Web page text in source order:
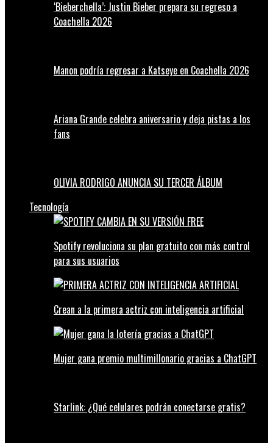
‘Bieberchella’: Justin Bieber prepara su regreso a
Coachella 2026
Manon podría regresar a Katseye en Coachella 2026
Ariana Grande celebra aniversario y deja pistas a los
fans
OLIVIA RODRIGO ANUNCIA SU TERCER ÁLBUM
Tecnología
Spotify revoluciona su plan gratuito con más control
para sus usuarios
Crean a la primera actriz con inteligencia artificial
Mujer gana premio multimillonario gracias a ChatGPT
Starlink: ¿Qué celulares podrán conectarse gratis?